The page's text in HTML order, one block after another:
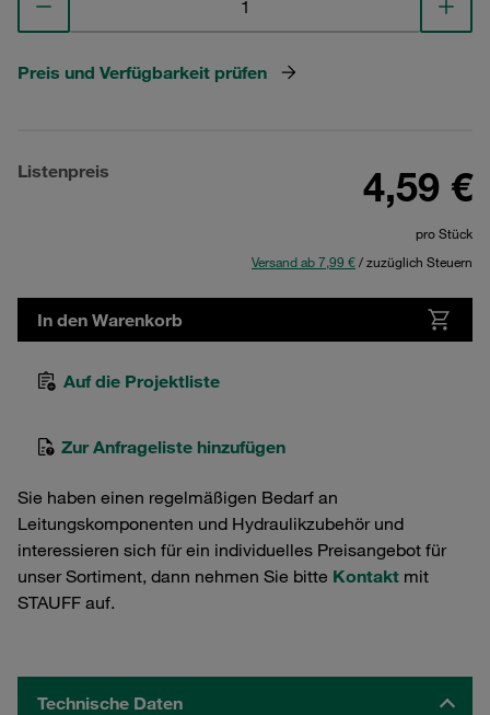
Preis und Verfügbarkeit prüfen
Listenpreis 4,59 €
pro Stück
Versand ab 7,99 €/ zuzüglich Steuern
In den Warenkorb
Auf die Projektliste
Zur Anfrageliste hinzufügen
Sie haben einen regelmäßigen Bedarf an
Leitungskomponenten und Hydraulikzubehör und
interessieren sich für ein individuelles Preisangebot für
unser Sortiment, dann nehmen Sie bitte Kontakt mit
STAUFF auf.
Technische Daten